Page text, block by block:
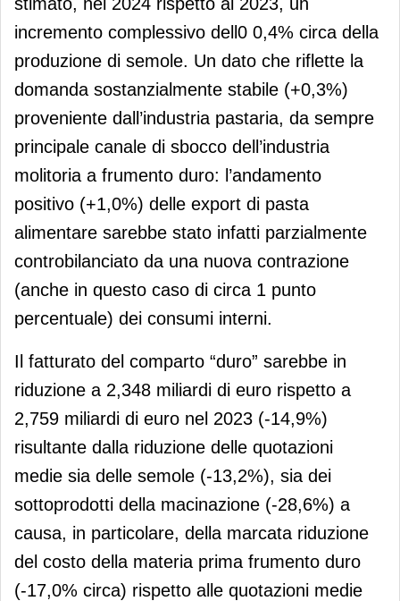
incremento complessivo dell0 0,4% circa della
produzione di semole. Un dato che riflette la
domanda sostanzialmente stabile (+0,3%)
proveniente dall’industria pastaria, da sempre
principale canale di sbocco dell’industria
molitoria a frumento duro: l’andamento
positivo (+1,0%) delle export di pasta
alimentare sarebbe stato infatti parzialmente
controbilanciato da una nuova contrazione
(anche in questo caso di circa 1 punto
percentuale) dei consumi interni.
Il fatturato del comparto “duro” sarebbe in
riduzione a 2,348 miliardi di euro rispetto a
2,759 miliardi di euro nel 2023 (-14,9%)
risultante dalla riduzione delle quotazioni
medie sia delle semole (-13,2%), sia dei
sottoprodotti della macinazione (-28,6%) a
causa, in particolare, della marcata riduzione
del costo della materia prima frumento duro
(-17,0% circa) rispetto alle quotazioni medie